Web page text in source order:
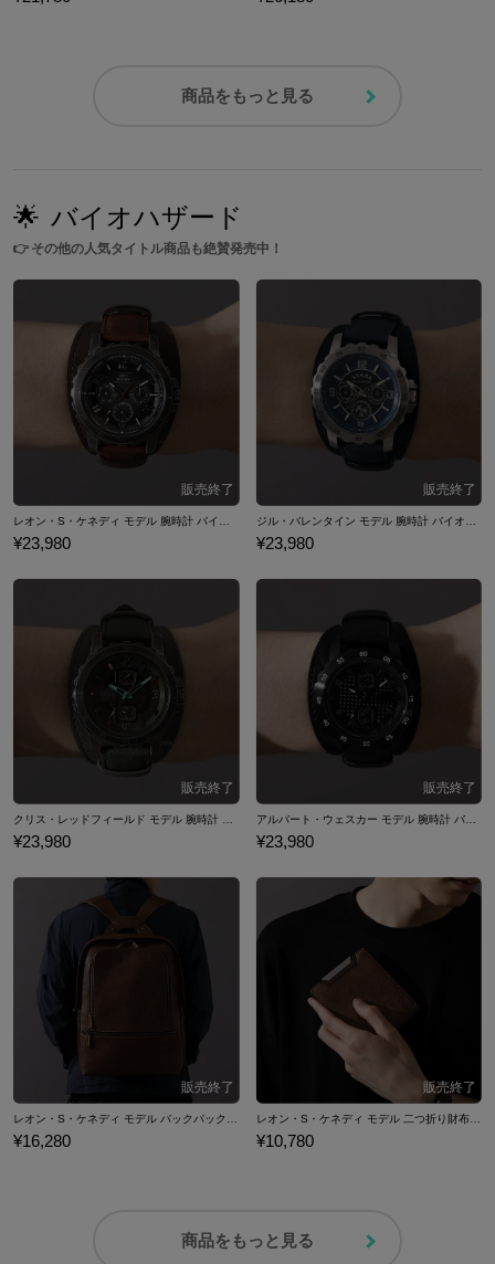
商品をもっと見る
🌟 バイオハザード
👉その他の人気タイトル商品も絶賛発売中！
¥23,980 ¥23,980
¥23,980
アルバート・ウェスカー モデル 腕時計 バイオハザード
¥23,980
¥16,280
レオン・S・ケネディ モデル 二つ折り財布 バイオハザード
¥10,780
商品をもっと見る